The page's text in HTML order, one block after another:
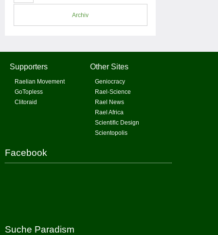
Archiv
Supporters
Raelian Movement
GoTopless
Clitoraid
Other Sites
Geniocracy
Rael-Science
Rael News
Rael Africa
Scientific Design
Scientopolis
Facebook
Suche Paradism